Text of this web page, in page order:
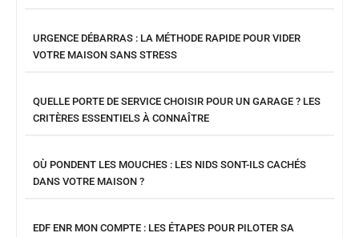
URGENCE DÉBARRAS : LA MÉTHODE RAPIDE POUR VIDER
VOTRE MAISON SANS STRESS
QUELLE PORTE DE SERVICE CHOISIR POUR UN GARAGE ? LES
CRITÈRES ESSENTIELS À CONNAÎTRE
OÙ PONDENT LES MOUCHES : LES NIDS SONT-ILS CACHÉS
DANS VOTRE MAISON ?
EDF ENR MON COMPTE : LES ÉTAPES POUR PILOTER SA